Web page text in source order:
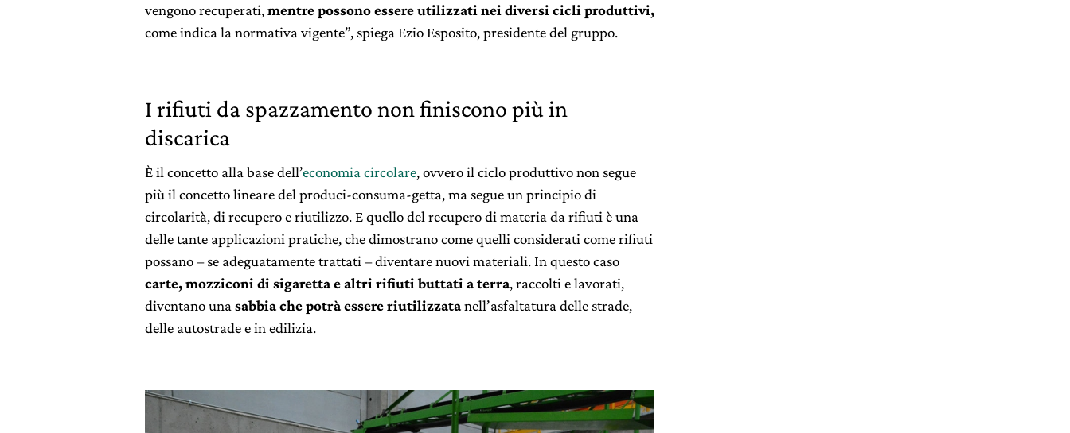
vengono recuperati,mentre possono essere utilizzati nei diversi cicli produttivi,
come indica la normativa vigente”, spiega Ezio Esposito, presidente del gruppo.
I rifiuti da spazzamento non finiscono più in
discarica
È il concetto alla base dell’economia circolare, ovvero il ciclo produttivo non segue
più il concetto lineare del produci-consuma-getta, ma segue un principio di
circolarità, di recupero e riutilizzo. E quello del recupero di materia da rifiuti è una
delle tante applicazioni pratiche, che dimostrano come quelli considerati come rifiuti
possano – se adeguatamente trattati – diventare nuovi materiali. In questo caso
carte, mozziconi di sigaretta e altri rifiuti buttati a terra, raccolti e lavorati,
diventano una sabbia che potrà essere riutilizzatanell’asfaltatura delle strade,
delle autostrade e in edilizia.